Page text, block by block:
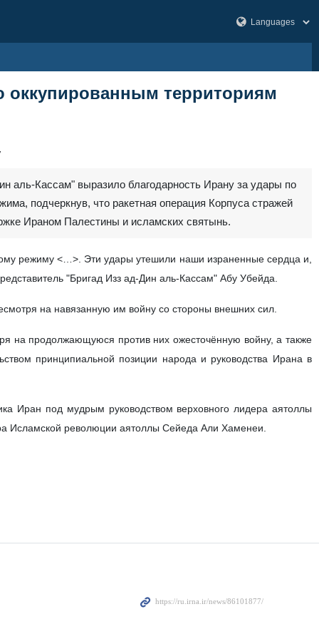
оккупированным территориям
Кассам" выразило благодарность Ирану за удары по
подчеркнув, что ракетная операция Корпуса стражей
Ираном Палестины и исламских святынь.
режиму <…>. Эти удары утешили наши израненные сердца и,
"Бригад Изз ад‑Дин аль‑Кассам" Абу Убейда.
на навязанную им войну со стороны внешних сил.
на продолжающуюся против них ожесточённую войну, а также
принципиальной позиции народа и руководства Ирана в
Иран под мудрым руководством верховного лидера аятоллы
Исламской революции аятоллы Сейеда Али Хаменеи.